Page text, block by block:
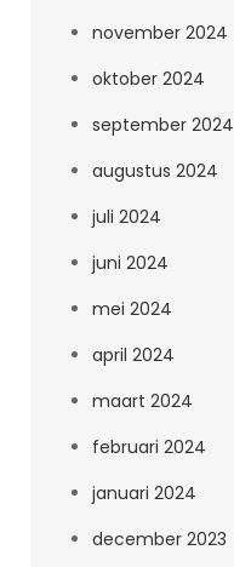
november 2024
oktober 2024
september 2024
augustus 2024
juli 2024
juni 2024
mei 2024
april 2024
maart 2024
februari 2024
januari 2024
december 2023